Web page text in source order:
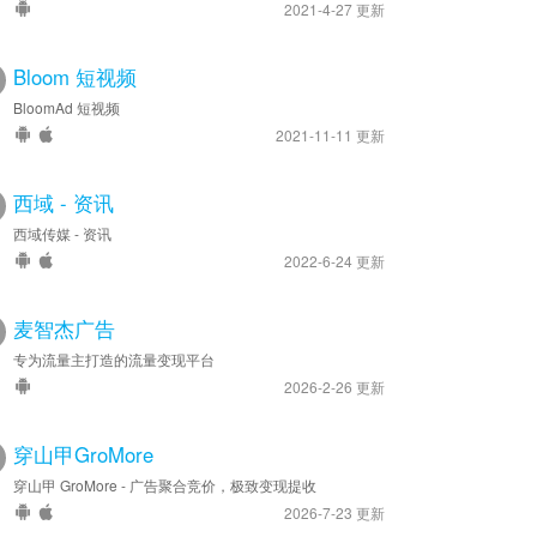
2021-4-27 更新
Bloom 短视频
BloomAd 短视频
2021-11-11 更新
西域 - 资讯
西域传媒 - 资讯
2022-6-24 更新
麦智杰广告
专为流量主打造的流量变现平台
2026-2-26 更新
穿山甲GroMore
穿山甲 GroMore - 广告聚合竞价，极致变现提收
2026-7-23 更新